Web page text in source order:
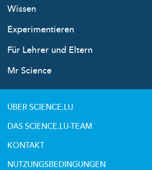
Wissen
Experimentieren
Für Lehrer und Eltern
Mr Science
ÜBER SCIENCE.LU
DAS SCIENCE.LU-TEAM
KONTAKT
NUTZUNGSBEDINGUNGEN